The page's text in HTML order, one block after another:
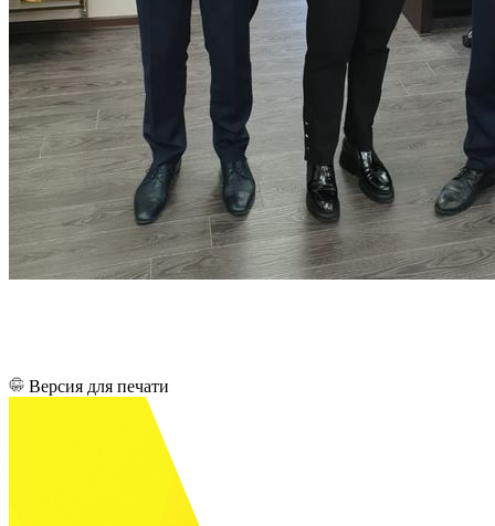
Версия для печати